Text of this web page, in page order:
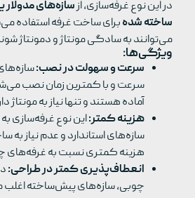
در این نوع غرفه‌سازی، ازسازه‌های
ساخته شدهبرای ساخت غرفه استفاده
می‌توانند به سادگی مونتاژ و دمونتاژ
ویژگی‌ها:
سرعت و سهولت در نصب:
سرعت و با کمترین زمان نصب
آماده هستند و تنها نیاز به مونتاژ
هزینه کمتر:این نوع غرفه‌سازی به
سازه‌های استاندارد و عدم نیاز به
هزینه کمتری نسبت به غرفه‌های
انعطاف‌پذیری کمتر در طراحی:
چوبی، سازه‌های پیش‌ساخته